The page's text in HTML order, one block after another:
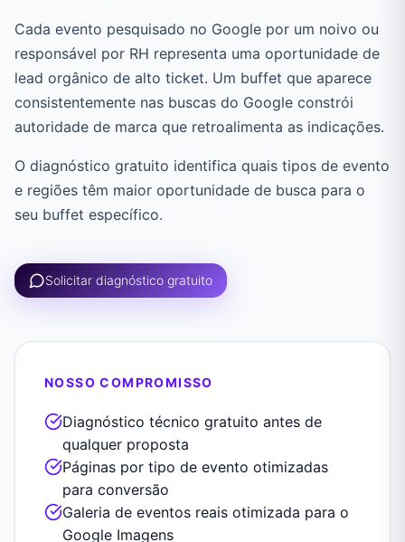
Cada evento pesquisado no Google por um noivo ou
responsável por RH representa uma oportunidade de
lead orgânico de alto ticket. Um buffet que aparece
consistentemente nas buscas do Google constrói
autoridade de marca que retroalimenta as indicações.
O diagnóstico gratuito identifica quais tipos de evento
e regiões têm maior oportunidade de busca para o
seu buffet específico.
Solicitar diagnóstico gratuito
NOSSO COMPROMISSO
Diagnóstico técnico gratuito antes de
qualquer proposta
Páginas por tipo de evento otimizadas
para conversão
Galeria de eventos reais otimizada para o
Google Imagens